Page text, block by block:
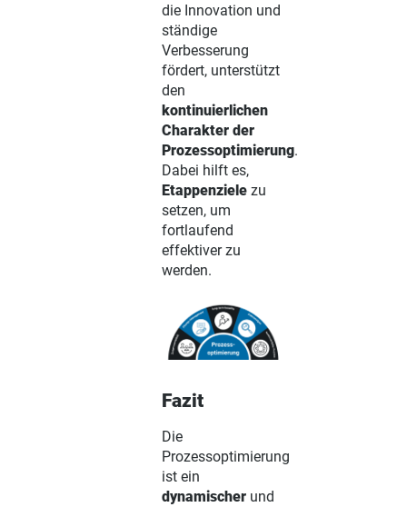
die Innovation und
ständige
Verbesserung
fördert, unterstützt
den
kontinuierlichen
Charakter der
Prozessoptimierung.
Dabei hilft es,
Etappenziele zu
setzen, um
fortlaufend
effektiver zu
werden.
Fazit
Die
Prozessoptimierung
ist ein
dynamischer und